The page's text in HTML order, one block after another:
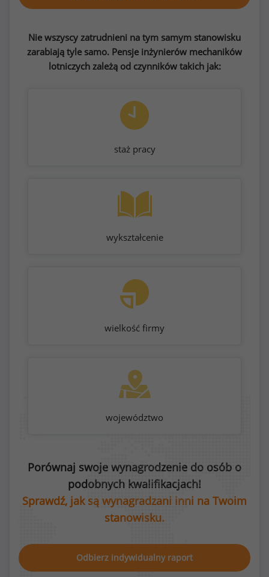
Nie wszyscy zatrudnieni na tym samym stanowisku
zarabiają tyle samo. Pensje inżynierów mechaników
lotniczych zależą od czynników takich jak:
staż pracy
wykształcenie
wielkość firmy
województwo
Porównaj swoje wynagrodzenie do osób o
podobnych kwalifikacjach!
Sprawdź, jak są wynagradzani inni na Twoim
stanowisku.
Odbierz indywidualny raport